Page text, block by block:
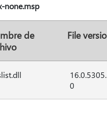
none.msp
de
File
0